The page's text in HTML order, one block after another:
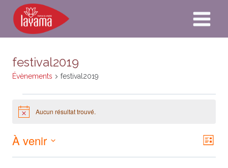
Aller
contenu
festival2019
Évènements festival2019
Notice Aucun résultat trouvé.
de
Liste
À venir
Sélectionnez